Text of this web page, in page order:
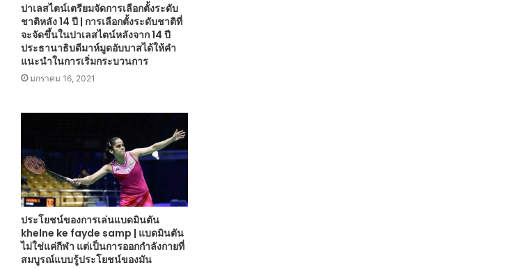
ปาเลสไตน์เตรียมจัดการเลือกตั้งระดับ
ชาติหลัง 14 ปี | การเลือกตั้งระดับชาติที่
จะจัดขึ้นในปาเลสไตน์หลังจาก 14 ปี
ประธานาธิบดีมาห์มูดอับบาสได้ให้คำ
แนะนำในการเริ่มกระบวนการ
มกราคม 16, 2021
ประโยชน์ของการเล่นแบดมินตัน
khelne ke fayde samp | แบดมินตัน
ไม่ใช่แค่กีฬา แต่เป็นการออกกำลังกายที่
สมบูรณ์แบบรู้ประโยชน์ของมัน